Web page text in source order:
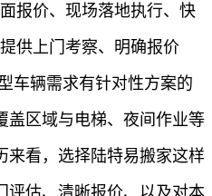
报价、现场落地执行、快
供上门考察、明确报价
车辆需求有针对性方案的
盖区域与电梯、夜间作业等
来看，选择陆特易搬家这样
评估、清晰报价、以及对本